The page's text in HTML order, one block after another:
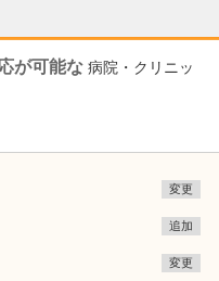
が可能な 病院・クリニッ
変更
追加
変更